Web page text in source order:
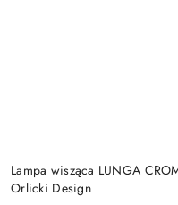
Lampa wisząca LUNGA
Orlicki Design